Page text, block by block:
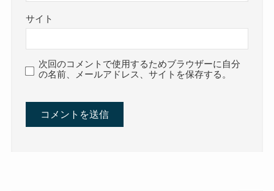
サイト
次回のコメントで使用するためブラウザーに自分
の名前、メールアドレス、サイトを保存する。